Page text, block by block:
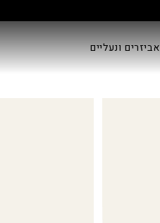
אביזרים ונעליים